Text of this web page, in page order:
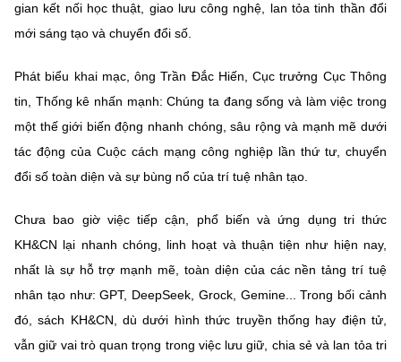
Tiêu chuẩn, đo lường, chất lượng
Năng lượng nguyên tử
Tin tổng hợp
Đổi mới sáng tạo
Chuyển đổi số
Bưu chính, Viễn thông
Sở hữu trí tuệ
Năng lượng nguyên tử
THƯ ĐIỆN TỬ
Videos
Infographic
Ảnh
Nhiệm vụ trọng tâm
Vietnamese English
gian kết nối học thuật, giao lưu công nghệ, lan tỏa tinh thần đổi
mới sáng tạo và chuyển đổi số.
Phát biểu khai mạc, ông Trần Đắc Hiến, Cục trưởng Cục Thông
tin, Thống kê nhấn mạnh: Chúng ta đang sống và làm việc trong
một thế giới biến động nhanh chóng, sâu rộng và mạnh mẽ dưới
tác động của Cuộc cách mạng công nghiệp lần thứ tư, chuyển
đổi số toàn diện và sự bùng nổ của trí tuệ nhân tạo.
Chưa bao giờ việc tiếp cận, phổ biến và ứng dụng tri thức
KH&CN lại nhanh chóng, linh hoạt và thuận tiện như hiện nay,
nhất là sự hỗ trợ mạnh mẽ, toàn diện của các nền tảng trí tuệ
nhân tạo như: GPT, DeepSeek, Grock, Gemine... Trong bối cảnh
đó, sách KH&CN, dù dưới hình thức truyền thống hay điện tử,
vẫn giữ vai trò quan trọng trong việc lưu giữ, chia sẻ và lan tỏa tri